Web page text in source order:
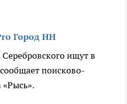
Город НН
ищут в
поисково-
«Рысь».